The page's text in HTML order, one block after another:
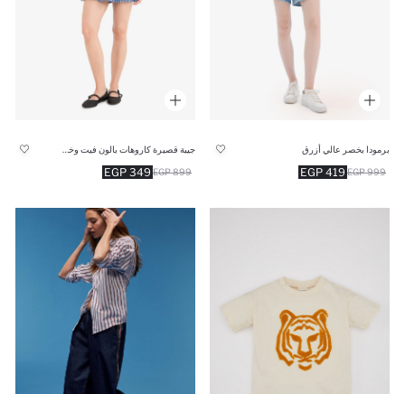
برمودا بخصر عالي أزرق
419 EGP 999 EGP
349 EGP 899 EGP